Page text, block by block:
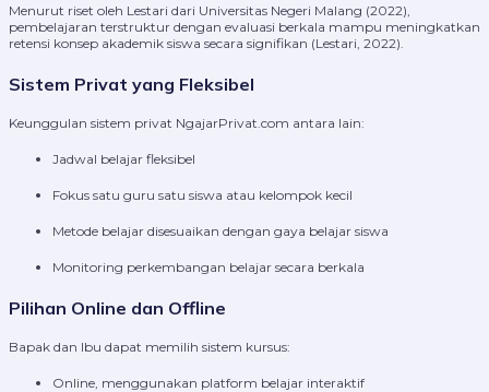
Menurut riset oleh Lestari dari Universitas Negeri Malang (2022),
pembelajaran terstruktur dengan evaluasi berkala mampu meningkatkan
retensi konsep akademik siswa secara signifikan (Lestari, 2022).
Sistem Privat yang Fleksibel
Keunggulan sistem privat NgajarPrivat.com antara lain:
Jadwal belajar fleksibel
Fokus satu guru satu siswa atau kelompok kecil
Metode belajar disesuaikan dengan gaya belajar siswa
Monitoring perkembangan belajar secara berkala
Pilihan Online dan Offline
Bapak dan Ibu dapat memilih sistem kursus:
Online, menggunakan platform belajar interaktif